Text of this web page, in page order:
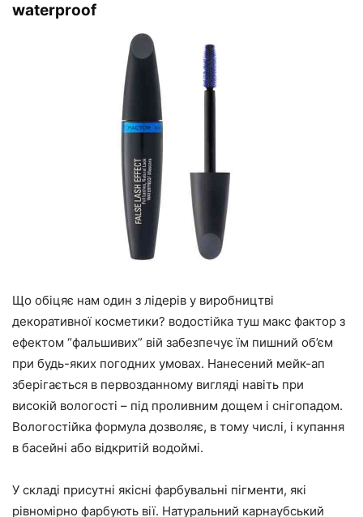
waterproof
Що обіцяє нам один з лідерів у виробництві
декоративної косметики? водостійка туш макс фактор з
ефектом “фальшивих” вій забезпечує їм пишний об’єм
при будь-яких погодних умовах. Нанесений мейк-ап
зберігається в первозданному вигляді навіть при
високій вологості – під проливним дощем і снігопадом.
Вологостійка формула дозволяє, в тому числі, і купання
в басейні або відкритій водоймі.
У складі присутні якісні фарбувальні пігменти, які
рівномірно фарбують вії. Натуральний карнаубський